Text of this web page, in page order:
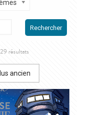
Rechercher
résultatsTrié
plus
au
plus
ancien